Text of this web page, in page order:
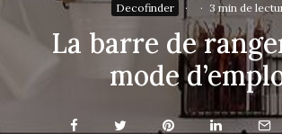
Decofinder · · 3 min de
La barre de
mode